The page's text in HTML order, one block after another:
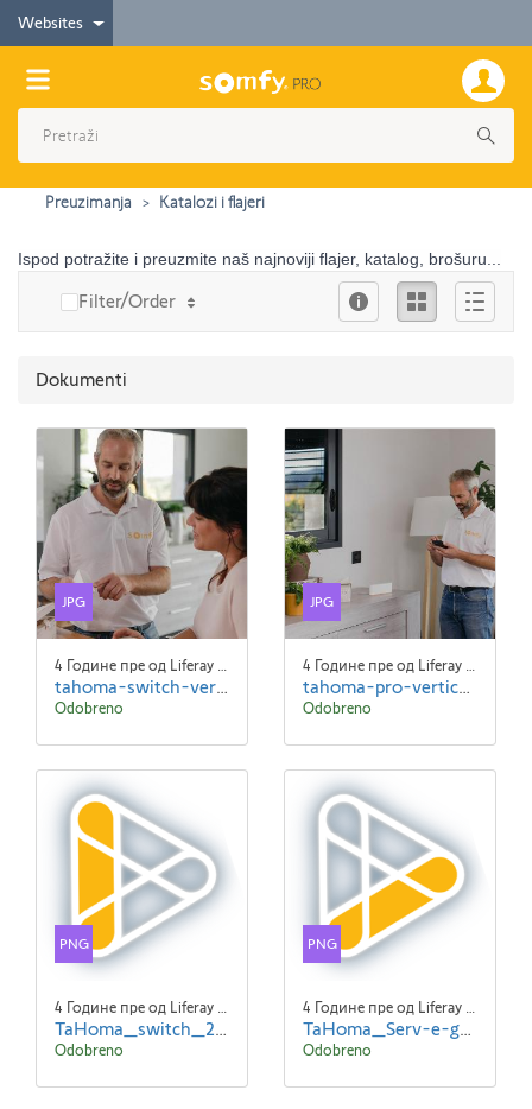
Websites
Preuzimanja Katalozi i flajeri
Ispod potražite i preuzmite naš najnoviji flajer, katalog, brošuru...
Filter/Order Ikona
Dokumenti
JPG
4 Године пре од Liferay Admin Liferay Admin
tahoma-switch-vertical-slider (1).jpg
Odobreno
JPG
4 Године пре од Liferay Admin Liferay Admin
tahoma-pro-vertical-slider.jpg
Odobreno
PNG
4 Године пре од Liferay Admin Liferay Admin
TaHoma_switch_2.png
Odobreno
PNG
4 Године пре од Liferay Admin Liferay Admin
TaHoma_Serv-e-go_2.png
Odobreno